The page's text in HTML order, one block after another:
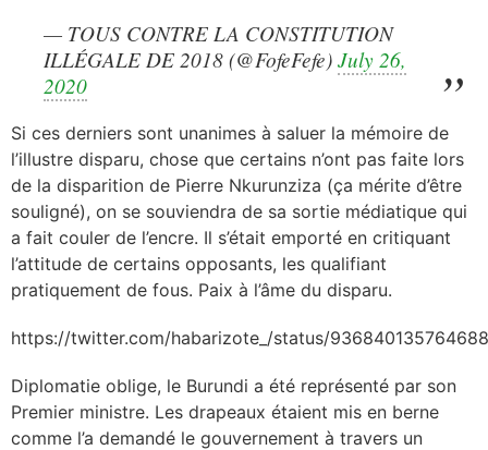
— TOUS CONTRE LA CONSTITUTION
ILLÉGALE DE 2018 (@FofeFefe)July 26,
2020
Si ces derniers sont unanimes à saluer la mémoire de
l’illustre disparu, chose que certains n’ont pas faite lors
de la disparition de Pierre Nkurunziza (ça mérite d’être
souligné), on se souviendra de sa sortie médiatique qui
a fait couler de l’encre. Il s’était emporté en critiquant
l’attitude de certains opposants, les qualifiant
pratiquement de fous. Paix à l’âme du disparu.
https://twitter.com/habarizote_/status/
Diplomatie oblige, le Burundi a été représenté par son
Premier ministre. Les drapeaux étaient mis en berne
comme l’a demandé le gouvernement à travers un